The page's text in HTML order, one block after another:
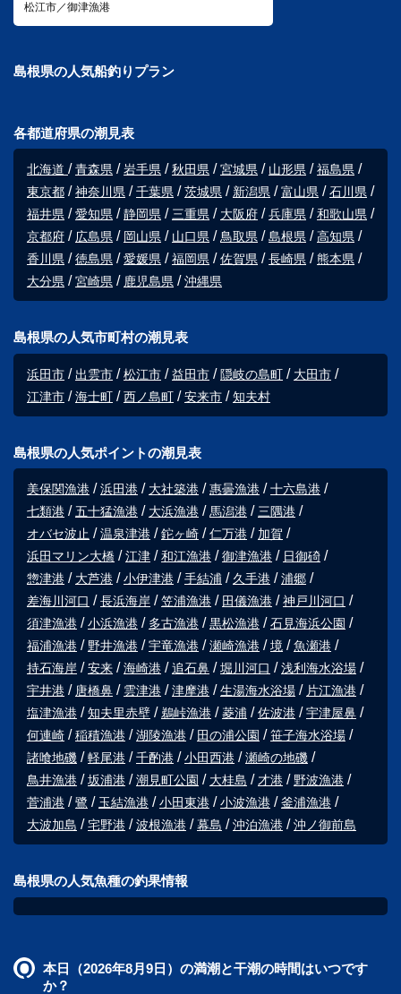
松江市／御津漁港
島根県の人気船釣りプラン
各都道府県の潮見表
北海道 青森県 岩手県 秋田県 宮城県 山形県
福島県
東京都
神奈川県 千葉県 茨城県 新潟県 富山県
石川県
福井県
愛知県 静岡県 三重県 大阪府 兵庫県
和歌山県
京都府
広島県 岡山県 山口県 鳥取県 島根県
高知県
香川県
徳島県 愛媛県 福岡県 佐賀県 長崎県
熊本県
大分県
宮崎県 鹿児島県 沖縄県
島根県の人気市町村の潮見表
浜田市 出雲市 松江市 益田市 隠岐の島町
大田市
江津市
海士町 西ノ島町 安来市 知夫村
島根県の人気ポイントの潮見表
美保関漁港 浜田港 大社築港 惠曇漁港
十六島港
七類港
五十猛漁港 大浜漁港 馬潟港
三隅港
オバセ波止
温泉津港 鉈ヶ崎 仁万港
加賀
浜田マリン大橋
江津 和江漁港 御津漁港
日御碕
惣津港
大芦港 小伊津港 手結浦 久手港
浦郷
差海川河口
長浜海岸 笠浦漁港 田儀漁港
神戸川河口
須津漁港
小浜漁港 多古漁港 黒松漁港
石見海浜公園
福浦漁港
野井漁港 宇竜漁港 瀬崎漁港 境
魚瀬港
持石海岸
安来 海崎港 追石鼻 堀川河口
浅利海水浴場
宇井港
唐橋鼻 雲津港 津摩港 生湯海水浴場
片江漁港
塩津漁港
知夫里赤壁 鵜峠漁港 菱浦 佐波港
宇津屋鼻
何連崎
稲積漁港 湖陵漁港 田の浦公園
笹子海水浴場
諸喰地磯
軽尾港 千酌港 小田西港
瀬崎の地磯
鳥井漁港
坂浦港 潮見町公園 大桂島 才港
野波漁港
菅浦港
鷺 玉結漁港 小田東港 小波漁港
釜浦漁港
大波加島
宅野港 波根漁港 幕島 沖泊漁港 沖ノ御前島
島根県の人気魚種の釣果情報
本日（2026年8月9日）の満潮と干潮の時間はいつです
か？